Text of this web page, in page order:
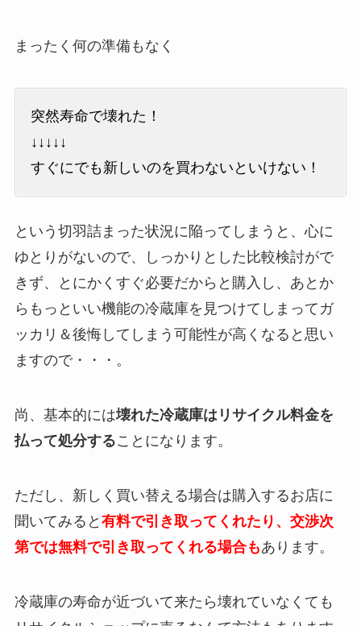
まったく何の準備もなく
突然寿命で壊れた！
↓↓↓↓↓
すぐにでも新しいのを買わないといけない！
という切羽詰まった状況に陥ってしまうと、心に
ゆとりがないので、しっかりとした比較検討がで
きず、とにかくすぐ必要だからと購入し、あとか
らもっといい機能の冷蔵庫を見つけてしまってガ
ッカリ＆後悔してしまう可能性が高くなると思い
ますので・・・。
尚、基本的には壊れた冷蔵庫はリサイクル料金を
払って処分することになります。
ただし、新しく買い替える場合は購入するお店に
聞いてみると 有料で引き取ってくれたり、交渉次
第では無料で引き取ってくれる場合もあります。
冷蔵庫の寿命が近づいて来たら壊れていなくても